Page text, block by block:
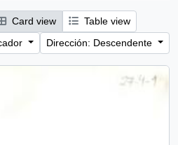
Card view
Table view
Dirección: Descendente